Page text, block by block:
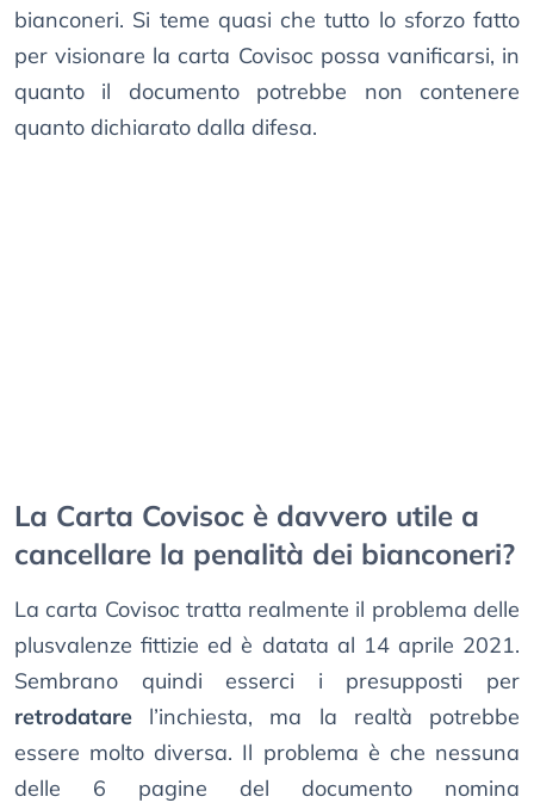
bianconeri. Si teme quasi che tutto lo sforzo fatto
per visionare la carta Covisoc possa vanificarsi, in
quanto il documento potrebbe non contenere
quanto dichiarato dalla difesa.
La Carta Covisoc è davvero utile a
cancellare la penalità dei bianconeri?
La carta Covisoc tratta realmente il problema delle
plusvalenze fittizie ed è datata al 14 aprile 2021.
Sembrano quindi esserci i presupposti per
retrodatare l’inchiesta, ma la realtà potrebbe
essere molto diversa. Il problema è che nessuna
delle 6 pagine del documento nomina